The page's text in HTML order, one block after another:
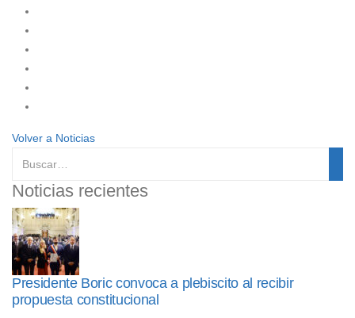
Volver a Noticias
Noticias recientes
Presidente Boric convoca a plebiscito al recibir
propuesta constitucional